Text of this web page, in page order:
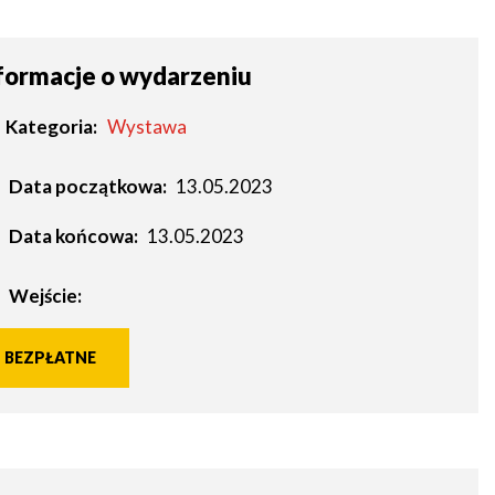
o wydarzeniu
Kategoria Wystawa
Data początkowa: 13.05.2023
Data końcowa: 13.05.2023
Wejście:
BEZPŁATNE